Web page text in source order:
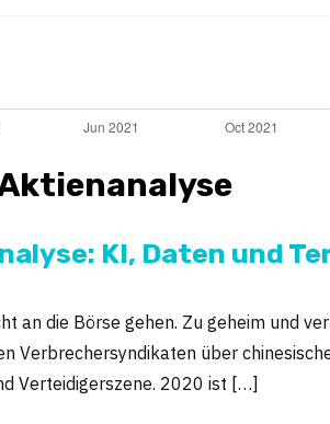
KI, Daten und
an die Börse gehen. Zu geheim und
Verbrechersyndikaten über
Verteidigerszene. 2020 ist […]